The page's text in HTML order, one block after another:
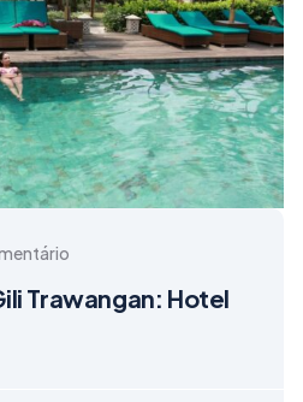
Trawangan: Hotel